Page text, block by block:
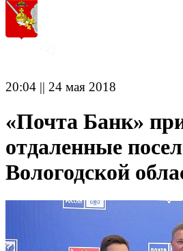
20:04 || 24 мая 2018
«Почта Банк»
отдаленные
Вологодской